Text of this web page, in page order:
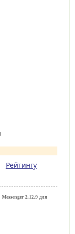
Рейтингу
2.12.9 для